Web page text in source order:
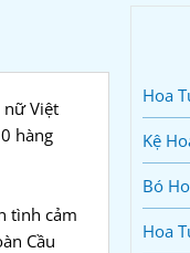
nữ Việt
hàng
tình cảm
Cầu
Hoa
Kệ
Bó
Hoa